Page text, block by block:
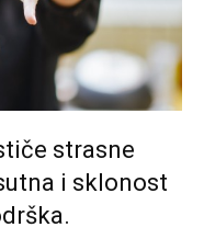
strasne
i sklonost